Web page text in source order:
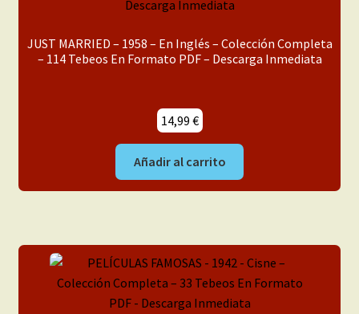
JUST MARRIED – 1958 – En Inglés – Colección Completa
– 114 Tebeos En Formato PDF – Descarga Inmediata
14,99 €
Añadir al carrito